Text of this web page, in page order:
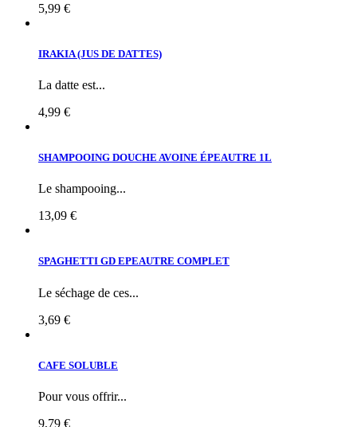
5,99 €
IRAKIA (JUS DE DATTES)
La datte est...
4,99 €
SHAMPOOING DOUCHE AVOINE ÉPEAUTRE 1L
Le shampooing...
13,09 €
SPAGHETTI GD EPEAUTRE COMPLET
Le séchage de ces...
3,69 €
CAFE SOLUBLE
Pour vous offrir...
9,79 €